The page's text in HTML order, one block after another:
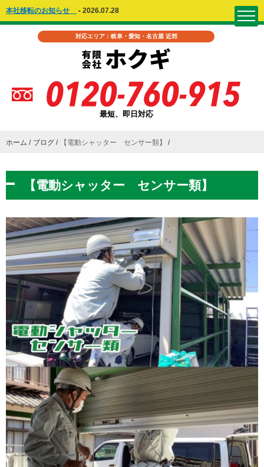
本社移転のお知らせ - 2026.07.28
対応エリア：岐阜・愛知・名古屋 近郊
最短、即日対応
ホーム ブログ 【電動シャッター センサー類】
【電動シャッター センサー類】